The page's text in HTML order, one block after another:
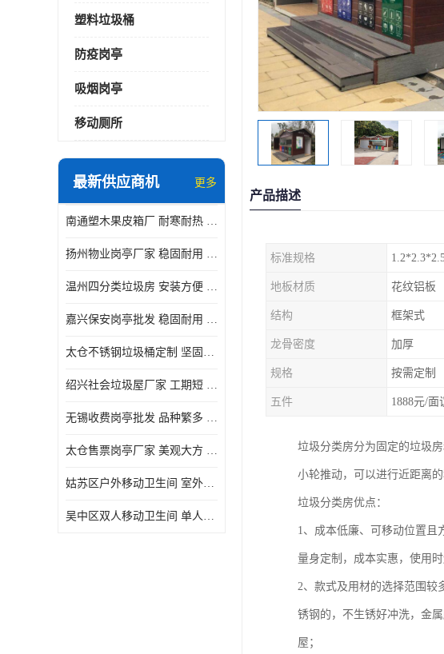
塑料垃圾桶
防疫岗亭
吸烟岗亭
移动厕所
最新供应商机 更多
南通塑木果皮箱厂 耐寒耐热 设计美观简洁
扬州物业岗亭厂家 稳固耐用 适用多场合
温州四分类垃圾房 安装方便 可移动位置且方便
嘉兴保安岗亭批发 稳固耐用 使用价值高
太仓不锈钢垃圾桶定制 坚固耐用 绝缘性能好
绍兴社会垃圾屋厂家 工期短 便于居民集中投放
无锡收费岗亭批发 品种繁多 适用多场合
太仓售票岗亭厂家 美观大方 使用寿命长
姑苏区户外移动卫生间 室外临时单人厕所供应厂家
吴中区双人移动卫生间 单人厕所供应厂家
产品描述
标准规格
地板材质 花纹铝板
结构 框架式
龙骨密度 加厚
规格 按需定制
五件 1888元/面
垃圾分类房分为固定的垃圾
小轮推动，可以进行近距离
垃圾分类房优点：
1、成本低廉、可移动位置且
量身定制，成本实惠，使用
2、款式及用材的选择范围较
锈钢的，不生锈好冲洗，金
屋；